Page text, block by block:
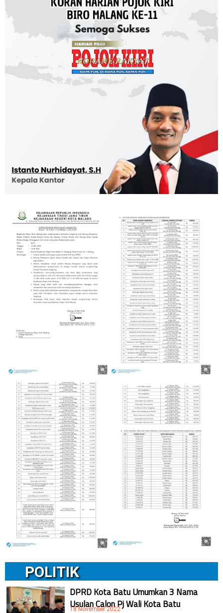
POLITIK
DPRD Kota Batu Umumkan 3 Nama
Usulan Calon Pj Wali Kota Batu
18 November 2022